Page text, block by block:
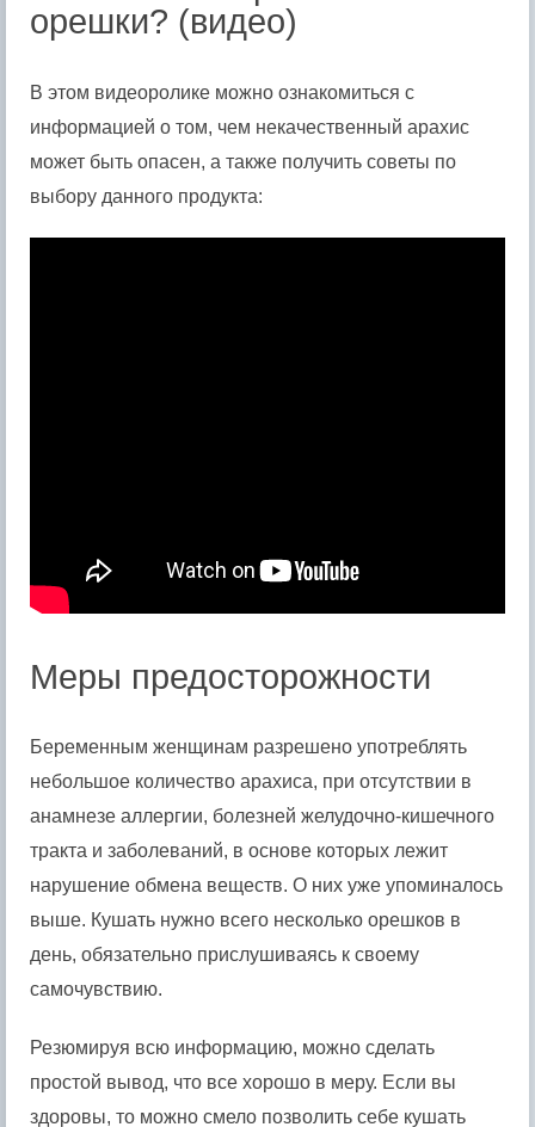
орешки? (видео)
В этом видеоролике можно ознакомиться с
информацией о том, чем некачественный арахис
может быть опасен, а также получить советы по
выбору данного продукта:
Меры предосторожности
Беременным женщинам разрешено употреблять
небольшое количество арахиса, при отсутствии в
анамнезе аллергии, болезней желудочно-кишечного
тракта и заболеваний, в основе которых лежит
нарушение обмена веществ. О них уже упоминалось
выше. Кушать нужно всего несколько орешков в
день, обязательно прислушиваясь к своему
самочувствию.
Резюмируя всю информацию, можно сделать
простой вывод, что все хорошо в меру. Если вы
здоровы, то можно смело позволить себе кушать